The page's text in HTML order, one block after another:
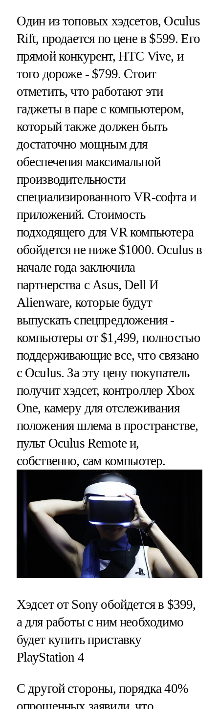
Один из топовых хэдсетов, Oculus
Rift, продается по цене в $599. Его
прямой конкурент, HTC Vive, и
того дороже - $799. Стоит
отметить, что работают эти
гаджеты в паре с компьютером,
который также должен быть
достаточно мощным для
обеспечения максимальной
производительности
специализированного VR-софта и
приложений. Стоимость
подходящего для VR компьютера
обойдется не ниже $1000. Oculus в
начале года заключила
партнерства с Asus, Dell И
Alienware, которые будут
выпускать спецпредложения -
компьютеры от $1,499, полностью
поддерживающие все, что связано
с Oculus. За эту цену покупатель
получит хэдсет, контроллер Xbox
One, камеру для отслеживания
положения шлема в пространстве,
пульт Oculus Remote и,
собственно, сам компьютер.
Хэдсет от Sony обойдется в $399,
а для работы с ним необходимо
будет купить приставку
PlayStation 4
С другой стороны, порядка 40%
опрошенных заявили, что